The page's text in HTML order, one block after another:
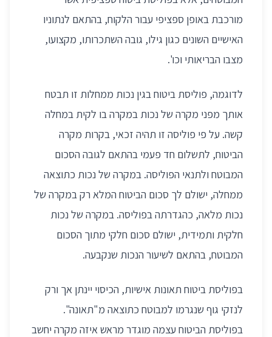
מורכבת באופן ספציפי עבור הלקוח, בהתאם לנתוניו
האישיים השונים כגון גילו, גובה השתכרותו, מקצועו,
מצבו הבריאותי וכו'.
לדוגמה, פוליסת ביטוח בגין נכות ממחלות זו תבטח
אותך מפני מקרה של נכות במקרה בו לקית במחלה
קשה. על פי פוליסה זו תהיה זכאי, בקרות מקרה
הביטוח, לתשלום חד פעמי בהתאם לגובה הסכום
המבוטח ולתנאי הפוליסה. במקרה של נכות כתוצאה
ממחלה, ישולם לך סכום הביטוח המלא רק במקרה של
נכות מלאה, כהגדרתה בפוליסה. במקרה של נכות
חלקית ותמידית, ישולם סכום חלקי מתוך הסכום
המבוטח, בהתאם לשיעור הנכות שנקבעה.
בפוליסת ביטוח תאונות אישיות, הכיסוי יינתן אך ורק
לנזקי גוף שנגרמו למבוטח כתוצאה מ"תאונה".
בפוליסת הביטוח עצמה מוגדר מראש איזה מקרה יחשב